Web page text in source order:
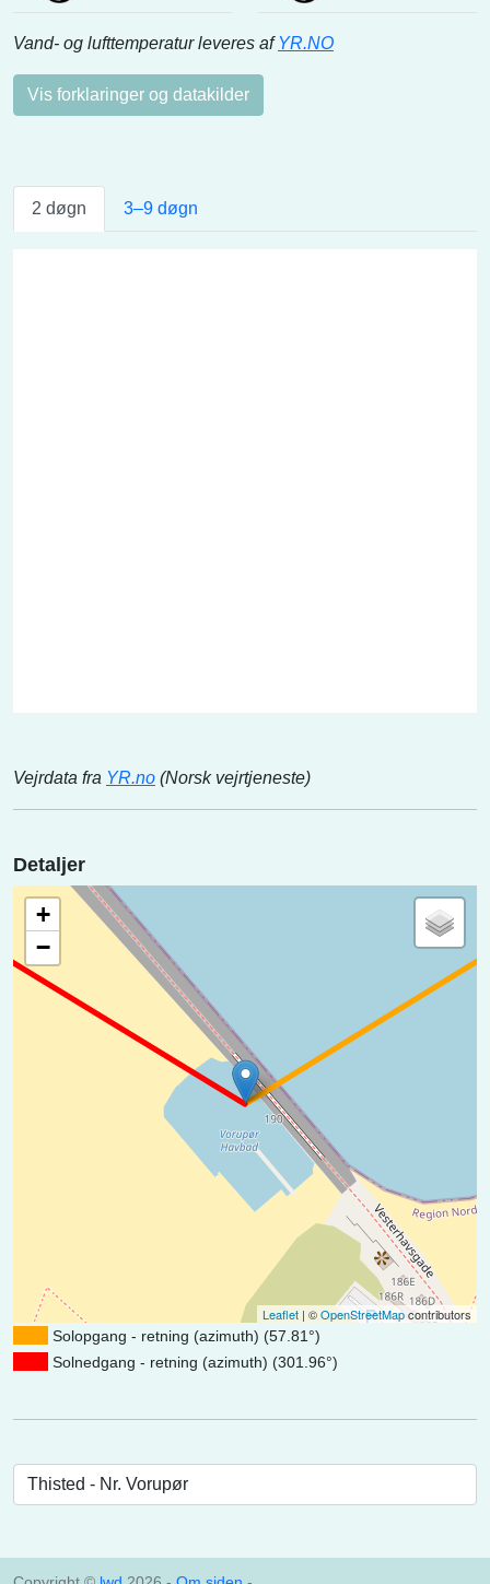
Vand- og lufttemperatur leveres afYR.NO
Vis forklaringer og datakilder
2 døgn 3–9 døgn
Vejrdata fra YR.no (Norsk vejrtjeneste)
Detaljer
+
−
Leaflet | ©OpenStreetMapcontributors
Solopgang - retning (azimuth) (57.81°)
Solnedgang - retning (azimuth) (301.96°)